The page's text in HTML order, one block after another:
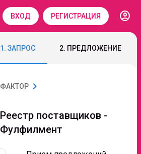
ВХОД РЕГИСТРАЦИЯ
account_circle
1. ЗАПРОС 2. ПРЕДЛОЖЕНИЕ
ФАКТОР chevron_right
Реестр поставщиков -
Фулфилмент